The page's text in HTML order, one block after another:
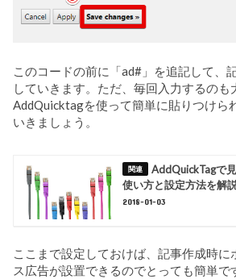
このコードの前に「ad#」を追記して、
していきます。ただ、毎回入力するのも
AddQuicktagを使って簡単に貼りつけら
いきましょう。
AddQuickTagで
使い方と設定方法を解
2018-01-03
ここまで設定しておけば、記事作成時に
ス広告が設置できるのでとっても簡単で